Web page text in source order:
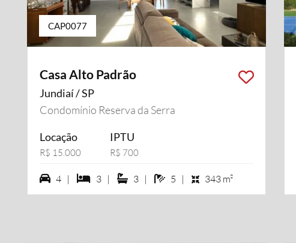
CAP0077
Casa Alto Padrão
Jundiaí / SP
Condomínio Reserva da Serra
Locação
R$ 15.000
IPTU
R$ 700
4 vagas na garagem
4 | 3 dormiórios
3 | 3 suítes
3 | 5 banheiros
5 | 343 m²